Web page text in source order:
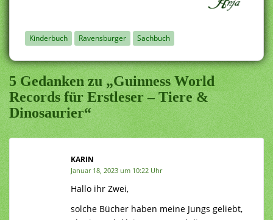
Kinderbuch Ravensburger Sachbuch
5 Gedanken zu „Guinness World
Records für Erstleser – Tiere &
Dinosaurier“
KARIN
Januar 18, 2023 um 10:22 Uhr
Hallo ihr Zwei,
solche Bücher haben meine Jungs geliebt,